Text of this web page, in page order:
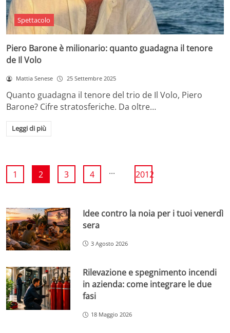
Spettacolo
Piero Barone è milionario: quanto guadagna il tenore
de Il Volo
Mattia Senese 25 Settembre 2025
Quanto guadagna il tenore del trio de Il Volo, Piero
Barone? Cifre stratosferiche. Da oltre…
Leggi di più
1 2 3 4 ... 2012
Idee contro la noia per i tuoi venerdì
sera
3 Agosto 2026
Rilevazione e spegnimento incendi
in azienda: come integrare le due
fasi
18 Maggio 2026